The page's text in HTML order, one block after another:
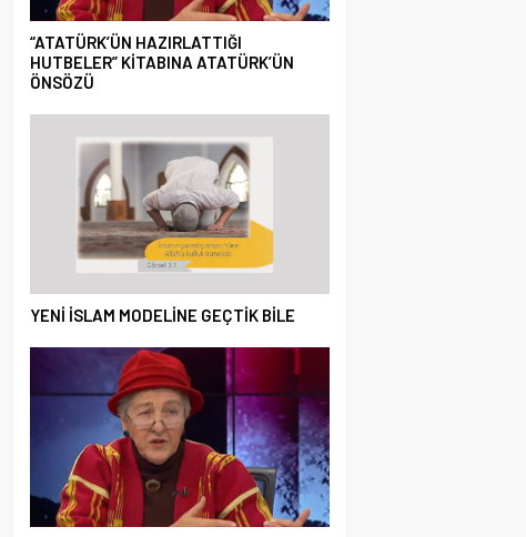
“ATATÜRK’ÜN HAZIRLATTIĞI
HUTBELER” KİTABINA ATATÜRK’ÜN
ÖNSÖZÜ
YENİ İSLAM MODELİNE GEÇTİK BİLE